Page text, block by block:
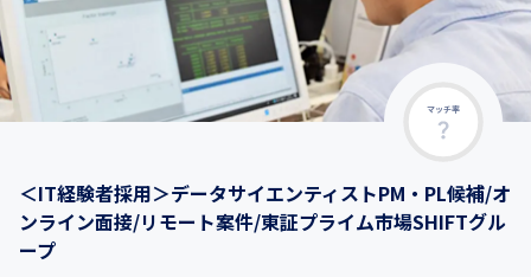
マッチ率
＜IT経験者採用＞データサイエンティストPM・PL候補/オ
ンライン面接/リモート案件/東証プライム市場SHIFTグル
ープ